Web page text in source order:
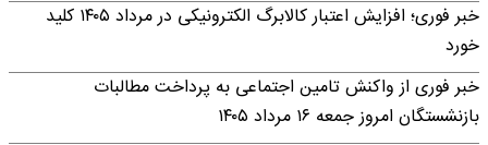
خبر فوری؛ افزایش اعتبار کالابرگ الکترونیکی در مرداد ۱۴۰۵ کلید
خورد
خبر فوری از واکنش تامین اجتماعی به پرداخت مطالبات
بازنشستگان امروز جمعه ۱۶ مرداد ۱۴۰۵